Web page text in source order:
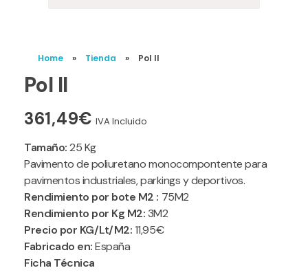
Home » Tienda » Pol II
Pol II
361,49€ IVA Incluido
Tamaño:25 Kg
Pavimento de poliuretano monocompontente para
pavimentos industriales, parkings y deportivos.
Rendimiento por bote M2 : 75M2
Rendimiento por Kg M2:3M2
Precio por KG/Lt/M2:11,95€
Fabricado en:España
Ficha Técnica